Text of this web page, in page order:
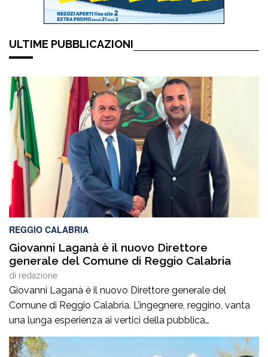
ULTIME PUBBLICAZIONI
REGGIO CALABRIA
Giovanni Laganà è il nuovo Direttore
generale del Comune di Reggio Calabria
di redazione
Giovanni Laganà è il nuovo Direttore generale del
Comune di Reggio Calabria. L’ingegnere, reggino, vanta
una lunga esperienza ai vertici della pubblica
amministrazione e della gestione delle infrastrutture in
Calabria ed in Sicilia. È stato Vice Direttore regionale